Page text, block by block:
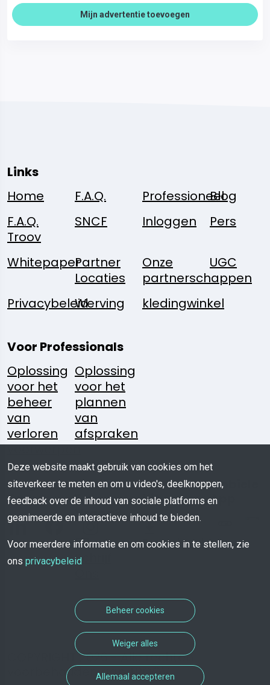
Mijn advertentie toevoegen
Links
Home
F.A.Q. Professioneel
Blog
F.A.Q.
Troov
SNCF Inloggen Pers
WhitepaperPartner
Locaties
Onze
partnerschappen
UGC
PrivacybeleidWerving kledingwinkel
Voor Professionals
Oplossing
voor het
beheer
van
verloren
voorwerpen
Oplossing
voor het
plannen
van
afspraken
Volg
Ons:
Heeft U
Een
Vraag?
Schrijf
Media
Kit
Download
Mobiele
App
COPYRIGHT 2026 - Alle rechten
voorbehouden aan TROOV
Deze website maakt gebruik van cookies om het
siteverkeer te meten en om u video's, deelknoppen,
feedback over de inhoud van sociale platforms en
geanimeerde en interactieve inhoud te bieden.
Voor meerdere informatie en om cookies in te stellen, zie
ons privacybeleid
Beheer cookies
Weiger alles
Allemaal accepteren